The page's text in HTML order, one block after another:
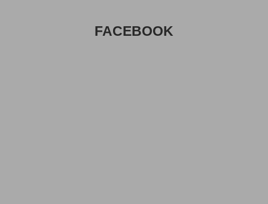
FACEBOOK